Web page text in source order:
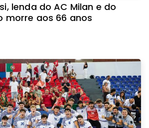
lenda do AC Milan e do
morre aos 66 anos